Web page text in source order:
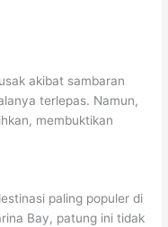
akibat sambaran
terlepas. Namun,
membuktikan
paling populer di
Bay, patung ini tidak